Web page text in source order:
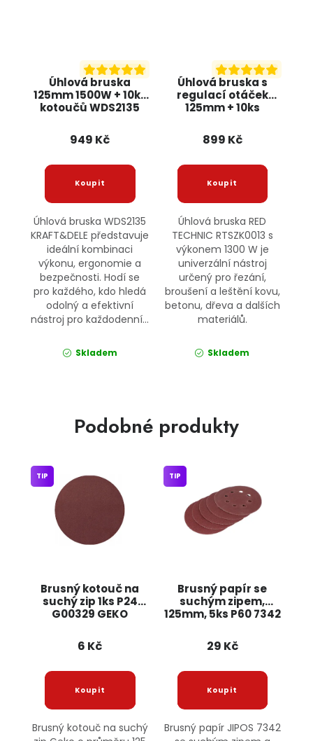
Úhlová bruska
125mm 1500W + 10ks
kotoučů WDS2135
949 Kč
Úhlová bruska WDS2135
KRAFT&DELE představuje
ideální kombinaci
výkonu, ergonomie a
bezpečnosti. Hodí se
pro každého, kdo hledá
odolný a efektivní
nástroj pro každodenní...
Skladem
Úhlová bruska s
regulací otáček
125mm + 10ks
RTSZK0013 RED
TECHNIC
899 Kč
Úhlová bruska RED
TECHNIC RTSZK0013 s
výkonem 1300 W je
univerzální nástroj
určený pro řezání,
broušení a leštění kovu,
betonu, dřeva a dalších
materiálů.
Skladem
Podobné produkty
Brusný kotouč na
suchý zip 1ks P24
G00329 GEKO
TIP
6 Kč
Brusný kotouč na suchý
Brusný papír se
suchým zipem,
125mm, 5ks P60 7342
TIP
29 Kč
Brusný papír JIPOS 7342